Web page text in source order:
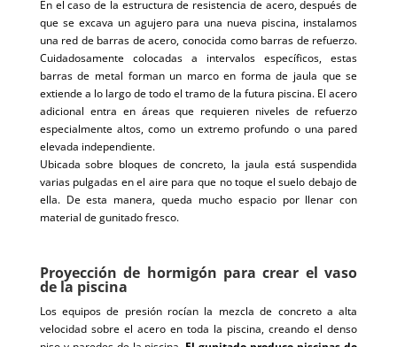
En el caso de la estructura de resistencia de acero, después de
que se excava un agujero para una nueva piscina, instalamos
una red de barras de acero, conocida como barras de refuerzo.
Cuidadosamente colocadas a intervalos específicos, estas
barras de metal forman un marco en forma de jaula que se
extiende a lo largo de todo el tramo de la futura piscina. El acero
adicional entra en áreas que requieren niveles de refuerzo
especialmente altos, como un extremo profundo o una pared
elevada independiente.
Ubicada sobre bloques de concreto, la jaula está suspendida
varias pulgadas en el aire para que no toque el suelo debajo de
ella. De esta manera, queda mucho espacio por llenar con
material de gunitado fresco.
Proyección de hormigón para crear el vaso
de la piscina
Los equipos de presión rocían la mezcla de concreto a alta
velocidad sobre el acero en toda la piscina, creando el denso